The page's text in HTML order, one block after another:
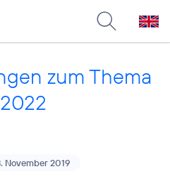
zum Thema
November 2019